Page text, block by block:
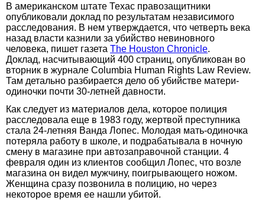
В американском штате Техас правозащитники
опубликовали доклад по результатам независимого
расследования. В нем утверждается, что четверть века
назад власти казнили за убийство невиновного
человека, пишет газета The Houston Chronicle.
Доклад, насчитывающий 400 страниц, опубликован во
вторник в журнале Columbia Human Rights Law Review.
Там детально разбирается дело об убийстве матери-
одиночки почти 30-летней давности.
Как следует из материалов дела, которое полиция
расследовала еще в 1983 году, жертвой преступника
стала 24-летняя Ванда Лопес. Молодая мать-одиночка
потеряла работу в школе, и подрабатывала в ночную
смену в магазине при автозаправочной станции. 4
февраля один из клиентов сообщил Лопес, что возле
магазина он видел мужчину, поигрывающего ножом.
Женщина сразу позвонила в полицию, но через
некоторое время ее нашли убитой.